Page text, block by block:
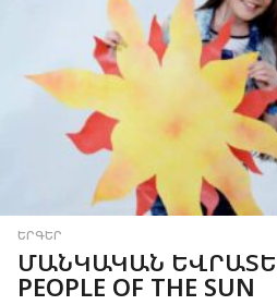
ԵՐԳԵՐ
ՄԱՆԿԱԿԱՆ
PEOPLE OF THE SUN